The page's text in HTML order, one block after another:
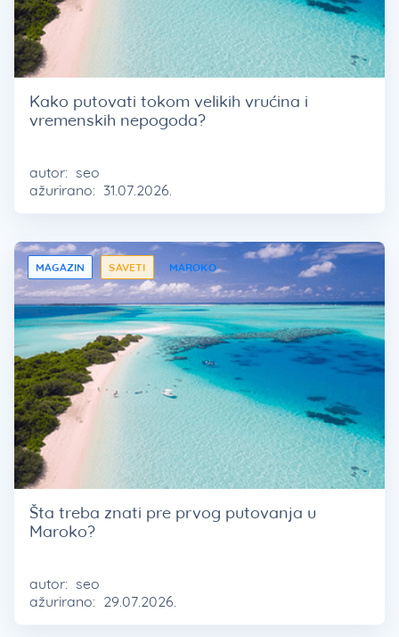
Kako putovati tokom velikih vrućina i
vremenskih nepogoda?
autor: seo
ažurirano: 31.07.2026.
MAGAZIN SAVETI MAROKO
Šta treba znati pre prvog putovanja u
Maroko?
autor: seo
ažurirano: 29.07.2026.